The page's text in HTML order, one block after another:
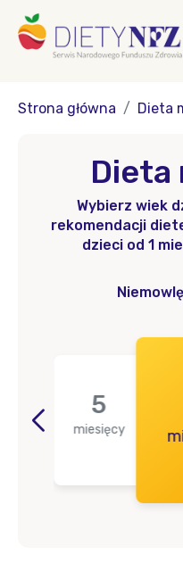
Strona główna Dieta
Dieta
Wybierz wiek
rekomendacji
dzieci od 1
Niemowlę
5
miesięcy